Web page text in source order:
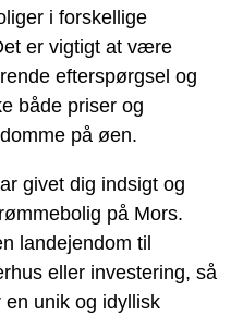
i forskellige
er vigtigt at være
efterspørgsel og
både priser og
på øen.
givet dig indsigt og
på Mors.
landejendom til
eller investering, så
unik og idyllisk